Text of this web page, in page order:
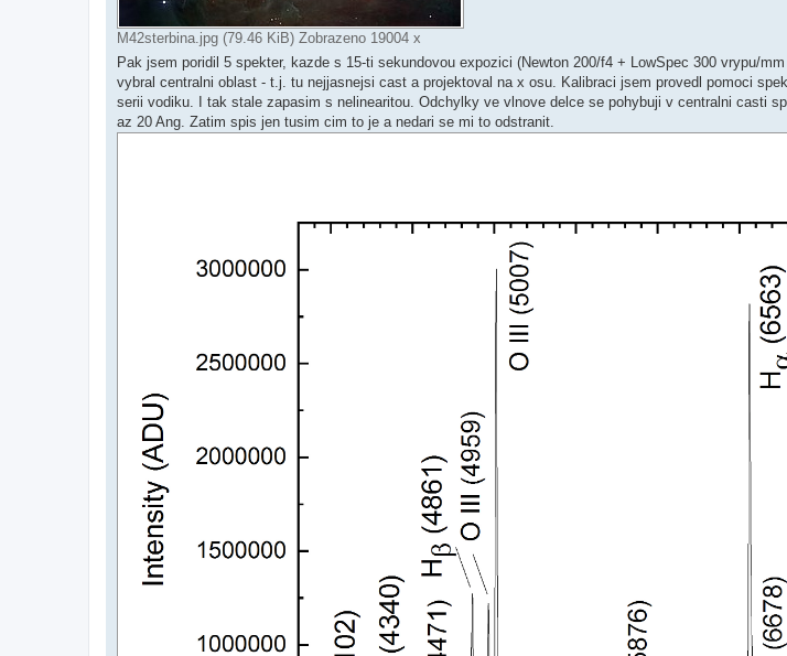
M42sterbina.jpg (79.46 KiB) Zobrazeno 19004 x
Pak jsem poridil 5 spekter, kazde s 15-ti sekundovou expozici (Newton 200/f4 + LowSpec 300 vrypu/
vybral centralni oblast - t.j. tu nejjasnejsi cast a projektoval na x osu. Kalibraci jsem provedl pomoci
serii vodiku. I tak stale zapasim s nelinearitou. Odchylky ve vlnove delce se pohybuji v centralni casti
az 20 Ang. Zatim spis jen tusim cim to je a nedari se mi to odstranit.